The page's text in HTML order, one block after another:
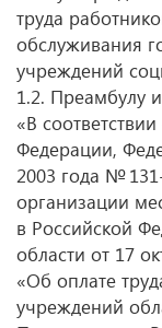
труда
обслуживания
учреждений
1.2. Преамбулу
«В
Федерации,
2003 года №
организации
в Российской
области от 17
«Об оплате
учреждений